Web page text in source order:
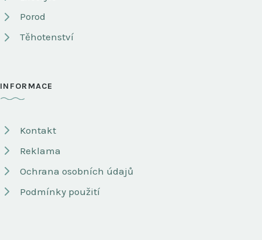
Porod
Těhotenství
INFORMACE
Kontakt
Reklama
Ochrana osobních údajů
Podmínky použití